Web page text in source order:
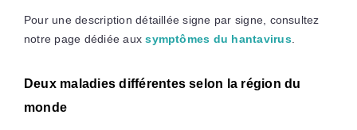
Pour une description détaillée signe par signe, consultez
notre page dédiée auxsymptômes du hantavirus.
Deux maladies différentes selon la région du
monde